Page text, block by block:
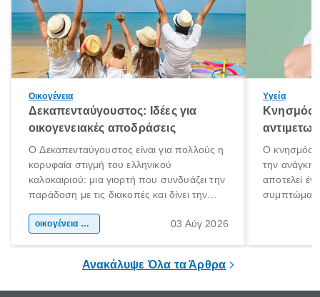
Οικογένεια
Δεκαπενταύγουστος: Ιδέες για
οικογενειακές αποδράσεις
Ο Δεκαπενταύγουστος είναι για πολλούς η
κορυφαία στιγμή του ελληνικού
καλοκαιριού: μια γιορτή που συνδυάζει την
παράδοση με τις διακοπές και δίνει την
χώρας. Είτε πρόκειται για λίγες μέρες
οικογένεια & παιδί 03 Αύγ 2026
Υγεία
Κνησμός:
Ο κνησμός
την ανάγκη
αποτελεί
Ανακάλυψε Όλα τα Άρθρα